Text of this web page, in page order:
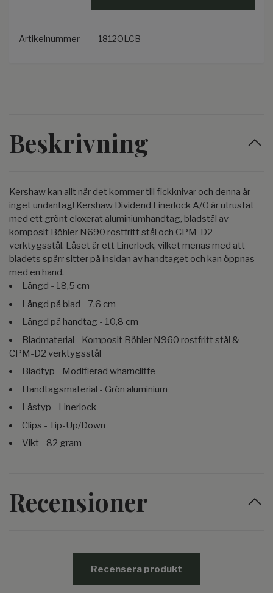
Artikelnummer 1812OLCB
Beskrivning
Kershaw kan allt när det kommer till fickknivar och denna är
inget undantag! Kershaw Dividend Linerlock A/O är utrustat
med ett grönt eloxerat aluminiumhandtag, bladstål av
komposit Böhler N690 rostfritt stål och CPM-D2
verktygsstål. Låset är ett Linerlock, vilket menas med att
bladets spärr sitter på insidan av handtaget och kan öppnas
med en hand.
Längd - 18,5 cm
Längd på blad - 7,6 cm
Längd på handtag - 10,8 cm
Bladmaterial - Komposit Böhler N960 rostfritt stål &
CPM-D2 verktygsstål
Bladtyp - Modifierad wharncliffe
Handtagsmaterial - Grön aluminium
Låstyp - Linerlock
Clips - Tip-Up/Down
Vikt - 82 gram
Recensioner
Recensera produkt